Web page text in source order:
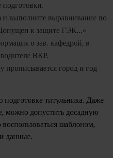
подготовки.
и выполните выравнивание по
к защите ГЭК...»
о зав. кафедрой, в
ВКР.
прописывается город и год
подготовке титульника. Даже
можно допустить досадную
шаблоном,
данные.